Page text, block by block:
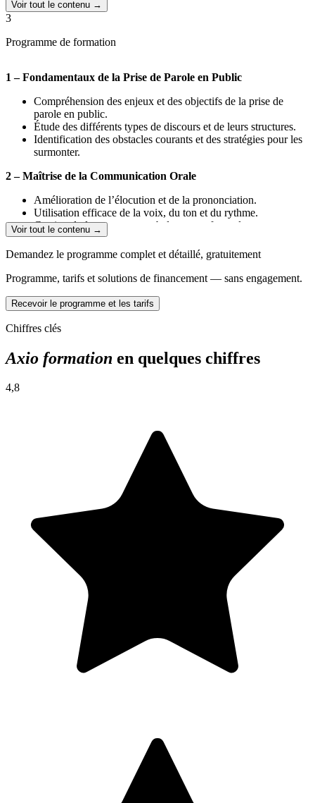
Voir tout le contenu →
3
Programme de formation
1 – Fondamentaux de la Prise de Parole en Public
Compréhension des enjeux et des objectifs de la prise de
parole en public.
Étude des différents types de discours et de leurs structures.
Identification des obstacles courants et des stratégies pour les
surmonter.
2 – Maîtrise de la Communication Orale
Amélioration de l’élocution et de la prononciation.
Utilisation efficace de la voix, du ton et du rythme.
Gestion du langage non verbal pour renforcer le message.
3 – Structuration et Préparation du Discours
Techniques de structuration d’un discours impactant.
Élaboration d’une introduction percutante et d’une conclusion
mémorable.
Préparation mentale et gestion du trac avant une prise de
parole.
Techniques pour surmonter le trac et le stress.
Renforcement de la confiance en soi par la pratique.
Conseils pour gérer les situations imprévues et les objections.
6 -Adaptation aux contextes distanciels
Adaptation du langage corporel et des expressions faciales à
l’environnement virtuel.
Gestion des distractions et des interruptions pour maintenir
l’attention et l’engagement des participants.
Création d’un climat de confiance et de collaboration malgré
la distance physique.
Voir tout le contenu →
Demandez le programme complet et détaillé, gratuitement
Programme, tarifs et solutions de financement — sans engagement.
Recevoir le programme et les tarifs
Chiffres clés
Axio formation en quelques chiffres
4,8